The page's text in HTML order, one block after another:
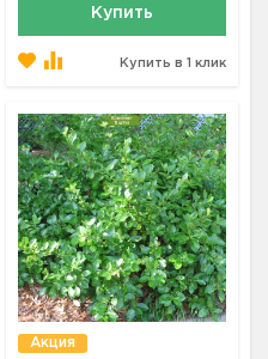
Купить
Купить в 1 клик
Акция